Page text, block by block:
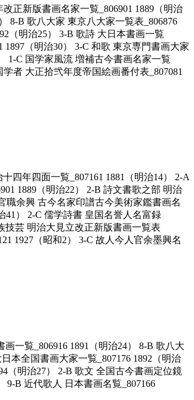
正新版書画名家一覧_806901 1889（明治
8-B 歌八大家 東京八大家一覧表_806876
（明治25） 3-B 歌詩 大日本書画一覧
1897（明治30） 3-C 和歌 東京専門書画大家
1-C 国学家風流 増補古今書画名家一覧
学者 大正拾弐年度帝国絵画番付表_807081
年四面一覧_807161 1881（明治14） 2-A
1889（明治22） 2-B 詩文書歌之部 明治
職余興 古今名家印譜古今美術家鑑書画名
41） 2-C 儒学詩書 皇国名誉人名富録
技芸 明治大見立改正新版書画一覧表
1927（昭和2） 3-C 故人今人官余墨興名
一覧_806916 1891（明治24） 8-B 歌八大
本全国書画大家一覧_807176 1892（明治
（明治27） 2-B 歌文 全国古今書画定位鏡
9-B 近代歌人 日本書画名覧_807166